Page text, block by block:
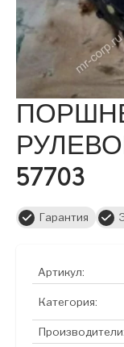
57703
Гарантия
Артикул:
Категория:
Производители: